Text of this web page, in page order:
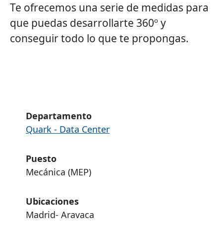
Te ofrecemos una serie de medidas para
que puedas desarrollarte 360º y
conseguir todo lo que te propongas.
Departamento
Quark - Data Center
Puesto
Mecánica (MEP)
Ubicaciones
Madrid- Aravaca